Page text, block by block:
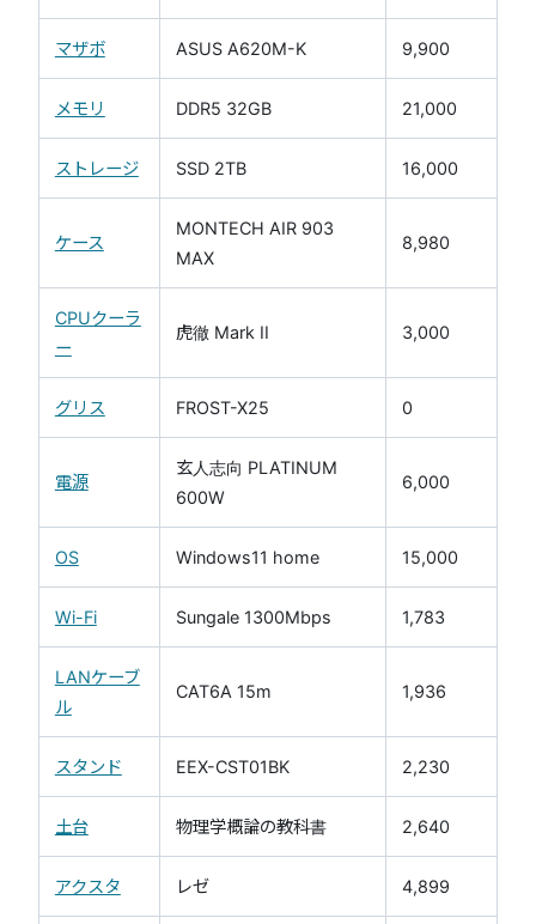
マザボ ASUS A620M-K 9,900
メモリ DDR5 32GB 21,000
ストレージ SSD 2TB 16,000
ケース
MONTECH AIR 903
MAX
8,980
CPUクーラ
ー
虎徹 Mark II 3,000
グリス FROST-X25 0
電源
玄人志向 PLATINUM
600W
6,000
OS Windows11 home 15,000
Wi-Fi Sungale 1300Mbps 1,783
LANケーブ
ル
CAT6A 15m 1,936
スタンド EEX-CST01BK 2,230
土台 物理学概論の教科書 2,640
アクスタ レゼ 4,899